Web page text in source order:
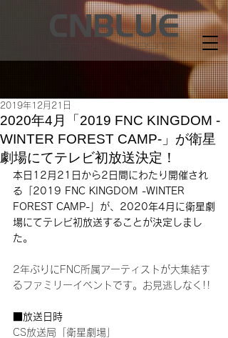
2020年4月「2019 FNC KINGDOM -
WINTER FOREST CAMP-」が衛星
劇場にてテレビ初放送決定！
2019年12月21日
本日12月21日から2日間にわたり開催され
る「2019 FNC KINGDOM -WINTER
FOREST CAMP-」が、2020年4月に衛星劇
場にてテレビ初放送することが決定しまし
た。
2年ぶりにFNC所属アーティストが大集結す
るファミリーイベントです。お見逃しなく!!
■放送日時
CS放送局「衛星劇場」